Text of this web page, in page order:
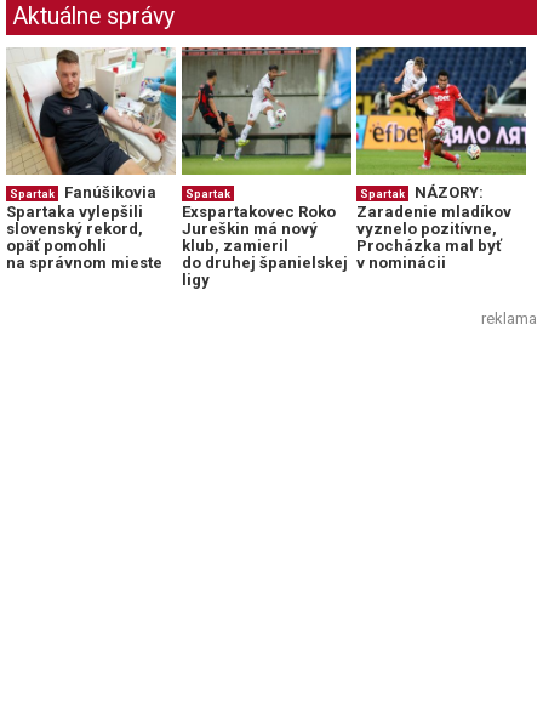
Aktuálne správy
Spartak
Fanúšikovia
Spartaka vylepšili
slovenský rekord,
opäť pomohli
na správnom mieste
Spartak
Exspartakovec Roko
Jureškin má nový
klub, zamieril
do druhej španielskej
ligy
Spartak
NÁZORY:
Zaradenie mladíkov
vyznelo pozitívne,
Procházka mal byť
v nominácii
reklama